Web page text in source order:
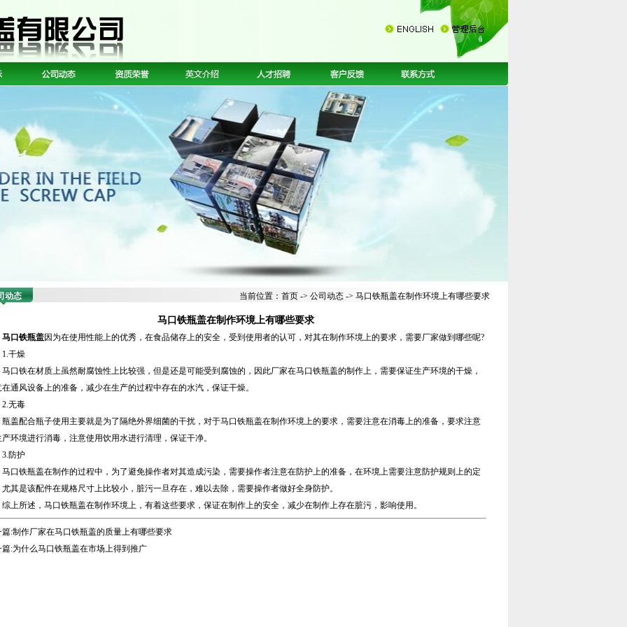
动态 当前位置： 首页-> 公司动态-> 马口铁瓶盖在制作环境上有哪些要求
马口铁瓶盖在制作环境上有哪些要求
马口铁瓶盖因为在使用性能上的优秀，在食品储存上的安全，受到使用者的认可，对其在制作环境上的要求，需要厂家做到哪些呢?
燥
铁在材质上虽然耐腐蚀性上比较强，但是还是可能受到腐蚀的，因此厂家在马口铁瓶盖的制作上，需要保证生产环境的干燥，
通风设备上的准备，减少在生产的过程中存在的水汽，保证干燥。
毒
配合瓶子使用主要就是为了隔绝外界细菌的干扰，对于马口铁瓶盖在制作环境上的要求，需要注意在消毒上的准备，要求注意
环境进行消毒，注意使用饮用水进行清理，保证干净。
护
铁瓶盖在制作的过程中，为了避免操作者对其造成污染，需要操作者注意在防护上的准备，在环境上需要注意防护规则上的定
其是该配件在规格尺寸上比较小，脏污一旦存在，难以去除，需要操作者做好全身防护。
所述，马口铁瓶盖在制作环境上，有着这些要求，保证在制作上的安全，减少在制作上存在脏污，影响使用。
篇:制作厂家在马口铁瓶盖的质量上有哪些要求
篇:为什么马口铁瓶盖在市场上得到推广